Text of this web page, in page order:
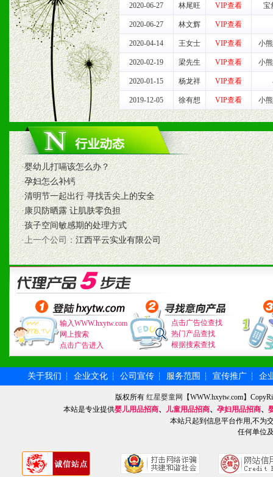
2、具备较好商业信誉和资
3、具备区域内良好的终端
4、具备一定业务团队能力
道，医药渠道并为之提供
5、具备较强的市场操作意
八、品牌产品
1、不断提升品牌的知名度
2、不断开创新产品不断满
化。
九、加盟优势
1、广告企划支持：产品手
品全面配赠，免费提供软
册、专柜咨询手册等各种
2、市场保护支持：供优
统一底价供货、严格保证
3、对代理商、经销商提供
2020-06-27 林尾旺 VIP查看 宝
2020-06-27 林文辉 VIP查看
2020-04-14 王女士 VIP查看 小
2020-02-19 梁先生 VIP查看 小
2020-01-15 杨龙祥 VIP查看
2019-12-05 徐有想 VIP查看 小
·婴幼儿打嗝该怎么办？
·孕妇怎么补钙
·清明节一起出行 寻找舌尖上的安全
·康贝防晒露 让肌肤零负担
·孩子空间敏感期的处理方式
·上一个公司：江西平云实业有限公司
输入WWW.hxytw.com
网上搜索
点击广告进入
点击广告位查找
热门产品查找
根据搜索查找
关于我们 ┆ 企业文化 ┆ 公司宣传 ┆ 服务范围 ┆ 宣传推广 ┆ 企
版权所有红星婴童网
【WWW.hxytw.com】
本站是专业提供婴儿用品招商、 儿童用品招商、 孕妇用品招商、
本站只起到信息平台作用,不为
任何单位